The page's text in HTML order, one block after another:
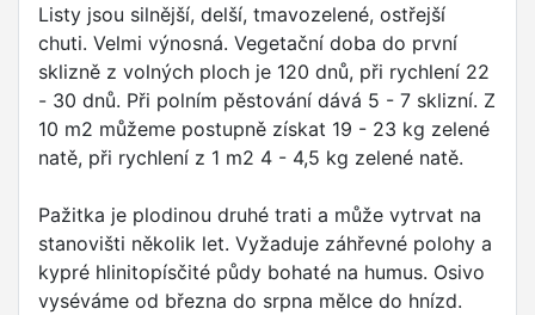
Listy jsou silnější, delší, tmavozelené, ostřejší
chuti. Velmi výnosná. Vegetační doba do první
sklizně z volných ploch je 120 dnů, při rychlení 22
- 30 dnů. Při polním pěstování dává 5 - 7 sklizní. Z
10 m2 můžeme postupně získat 19 - 23 kg zelené
natě, při rychlení z 1 m2 4 - 4,5 kg zelené natě.
Pažitka je plodinou druhé trati a může vytrvat na
stanovišti několik let. Vyžaduje záhřevné polohy a
kypré hlinitopísčité půdy bohaté na humus. Osivo
vyséváme od března do srpna mělce do hnízd.